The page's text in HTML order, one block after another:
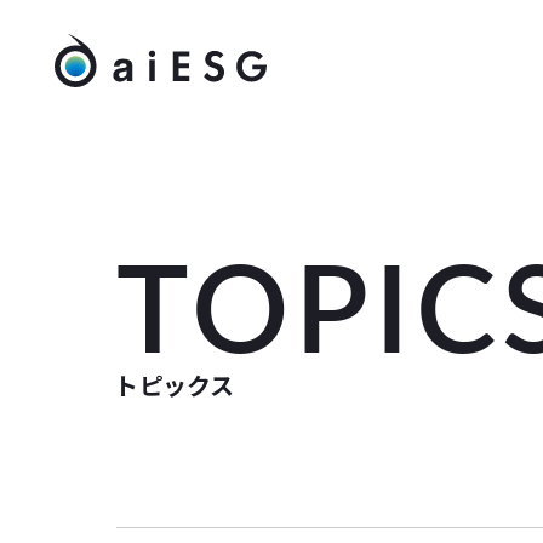
トピックス